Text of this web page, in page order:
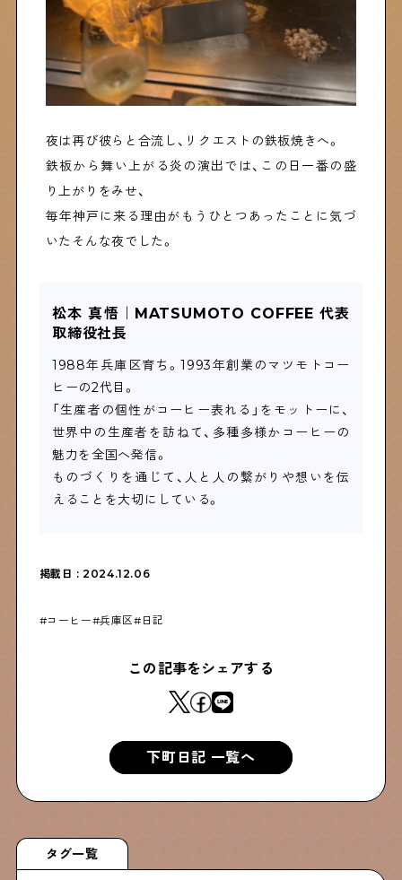
夜は再び彼らと合流し、リクエストの鉄板焼きへ。
鉄板から舞い上がる炎の演出では、この日一番の盛
り上がりをみせ、
毎年神戸に来る理由がもうひとつあったことに気づ
いたそんな夜でした。
松本 真悟｜MATSUMOTO COFFEE 代表
取締役社長
1988年兵庫区育ち。1993年創業のマツモトコー
ヒーの2代目。
「生産者の個性がコーヒー表れる」をモットーに、
世界中の生産者を訪ねて、多種多様かコーヒーの
魅力を全国へ発信。
ものづくりを通じて、人と人の繋がりや想いを伝
えることを大切にしている。
掲載日 : 2024.12.06
コーヒー 兵庫区 日記
この記事をシェアする
下町日記 一覧へ
タグ一覧